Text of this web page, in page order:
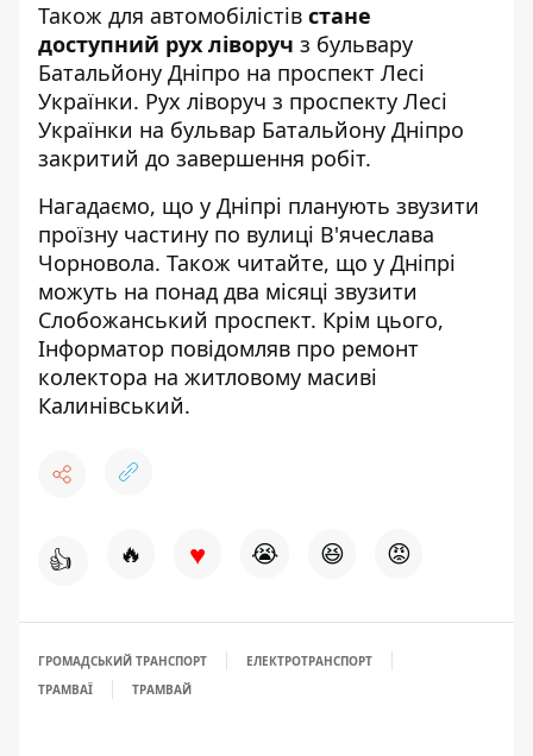
Також для автомобілістів стане
доступний рух ліворуч з бульвару
Батальйону Дніпро на проспект Лесі
Українки. Рух ліворуч з проспекту Лесі
Українки на бульвар Батальйону Дніпро
закритий до завершення робіт.
Нагадаємо, що у Дніпрі планують звузити
проїзну частину по вулиці В'ячеслава
Чорновола. Також читайте, що у Дніпрі
можуть на понад два місяці звузити
Слобожанський проспект. Крім цього,
Інформатор повідомляв про ремонт
колектора на житловому масиві
Калинівський.
👍 🔥 ♥ 😭 😆 😡
ГРОМАДСЬКИЙ ТРАНСПОРТ
ЕЛЕКТРОТРАНСПОРТ
ТРАМВАЇ
ТРАМВАЙ